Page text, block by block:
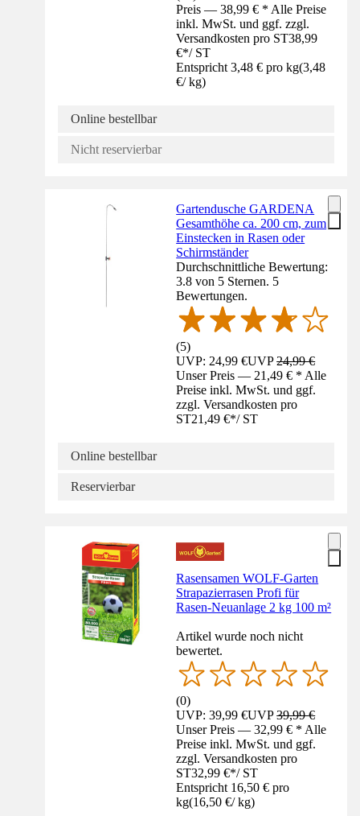
Preis — 38,99 € * Alle Preise
inkl. MwSt. und ggf. zzgl.
Versandkosten pro ST38,99
€*/ ST
Entspricht 3,48 € pro kg(3,48
€/ kg)
Online bestellbar
Nicht reservierbar
Gartendusche GARDENA
Gesamthöhe ca. 200 cm, zum
Einstecken in Rasen oder
Schirmständer
Durchschnittliche Bewertung:
3.8 von 5 Sternen. 5
Bewertungen.
(5)
UVP: 24,99 €UVP24,99 €
Unser Preis — 21,49 € * Alle
Preise inkl. MwSt. und ggf.
zzgl. Versandkosten pro
ST21,49 €*/ ST
Online bestellbar
Reservierbar
Rasensamen WOLF-Garten
Strapazierrasen Profi für
Rasen-Neuanlage 2 kg 100 m²
Artikel wurde noch nicht
bewertet.
(0)
UVP: 39,99 €UVP39,99 €
Unser Preis — 32,99 € * Alle
Preise inkl. MwSt. und ggf.
zzgl. Versandkosten pro
ST32,99 €*/ ST
Entspricht 16,50 € pro
kg(16,50 €/ kg)